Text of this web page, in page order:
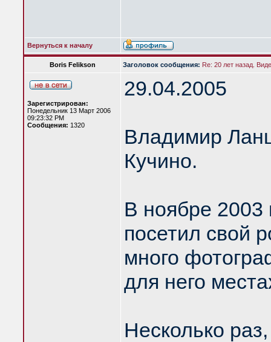
Вернуться к началу
Boris Felikson Заголовок сообщения: Re: 20 лет назад.
Зарегистрирован:
Понедельник 13 Март 2006
09:23:32 PM
Сообщения: 1320
29.04.2005
Владимир
Кучино.
В ноябре 2003
посетил свой
много
для него
Несколько